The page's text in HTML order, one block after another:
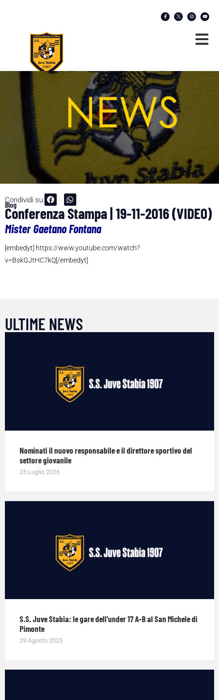
Condividi su:
Blog
Conferenza Stampa | 19-11-2016 (VIDEO)
Mister Gaetano Fontana
[embedyt] https://www.youtube.com/watch?
v=BskGJtHC7kQ[/embedyt]
ULTIME NEWS
Nominati il nuovo responsabile e il direttore sportivo del
settore giovanile
25 Luglio 2026
S.S. Juve Stabia: le gare dell’under 17 A-B al San Michele di
Pimonte
29 Agosto 2025